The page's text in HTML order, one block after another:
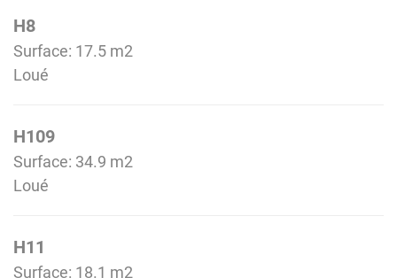
H8
Surface: 17.5 m2
Loué
H109
Surface: 34.9 m2
Loué
H11
Surface: 18.1 m2